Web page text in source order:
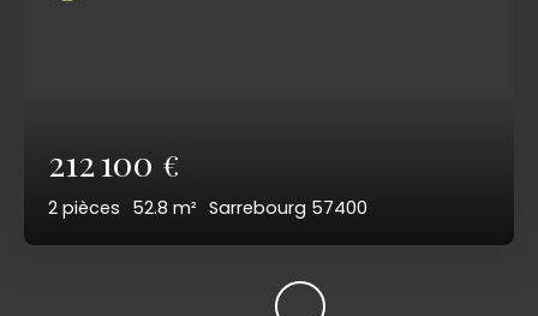
212 100 €
2 pièces 52.8 m² Sarrebourg 57400